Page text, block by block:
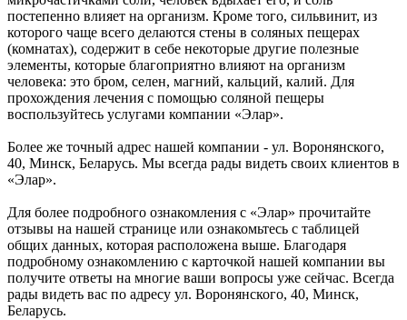
постепенно влияет на организм. Кроме того, сильвинит, из
которого чаще всего делаются стены в соляных пещерах
(комнатах), содержит в себе некоторые другие полезные
элементы, которые благоприятно влияют на организм
человека: это бром, селен, магний, кальций, калий. Для
прохождения лечения с помощью соляной пещеры
воспользуйтесь услугами компании «Элар».
Более же точный адрес нашей компании - ул. Воронянского,
40, Минск, Беларусь. Мы всегда рады видеть своих клиентов в
«Элар».
Для более подробного ознакомления с «Элар» прочитайте
отзывы на нашей странице или ознакомьтесь с таблицей
общих данных, которая расположена выше. Благодаря
подробному ознакомлению с карточкой нашей компании вы
получите ответы на многие ваши вопросы уже сейчас. Всегда
рады видеть вас по адресу ул. Воронянского, 40, Минск,
Беларусь.